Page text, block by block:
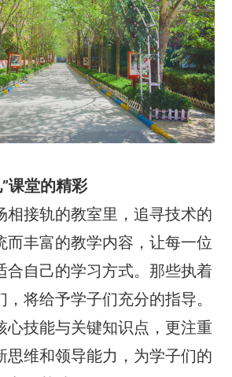
课堂的精彩
相接轨的教室里，追寻技术的
而丰富的教学内容，让每一位
合自己的学习方式。那些执着
，将给予学子们充分的指导。
心技能与关键知识点，更注重
思维和领导能力，为学子们的